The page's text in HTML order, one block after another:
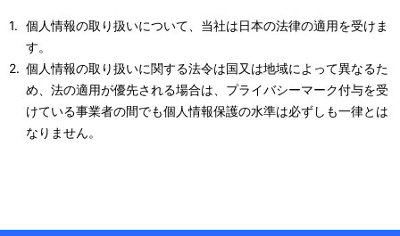
個人情報の取り扱いについて、当社は日本の法律の適用を受けま
す。
個人情報の取り扱いに関する法令は国又は地域によって異なるた
め、法の適用が優先される場合は、プライバシーマーク付与を受
けている事業者の間でも個人情報保護の水準は必ずしも一律とは
なりません。